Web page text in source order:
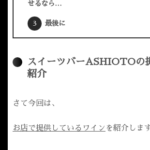
せるなら…
最後に
スイーツバーASHIOTOの
紹介
さて今回は、
お店で提供しているワイン を紹介しま